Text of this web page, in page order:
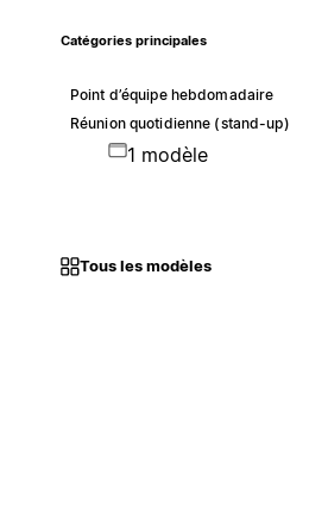
Catégories principales
Point d’équipe hebdomadaire
Réunion quotidienne (stand-up)
1 modèle
Tous les modèles